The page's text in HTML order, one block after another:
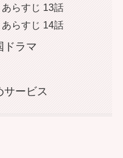
らすじ 13話
らすじ 14話
ドラマ
サービス